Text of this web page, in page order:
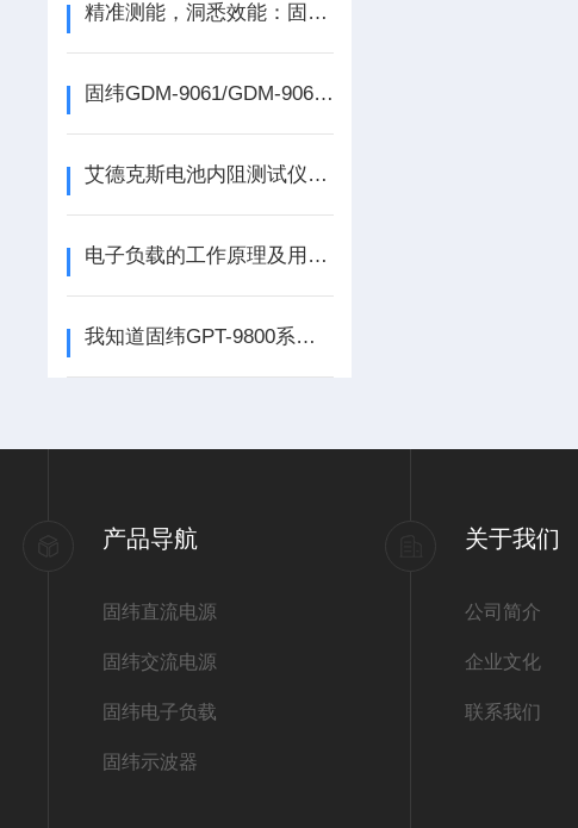
精准测能，洞悉效能：固纬功率计，电力电子测量之优选
固纬GDM-9061/GDM-9060六位半台式万用表具有哪些优势呢？
艾德克斯电池内阻测试仪使用方法全解析
电子负载的工作原理及用途作用
我知道固纬GPT-9800系列安规测试仪的知识点
产品导航
固纬直流电源
固纬交流电源
固纬电子负载
固纬示波器
关于我们
公司简介
企业文化
联系我们